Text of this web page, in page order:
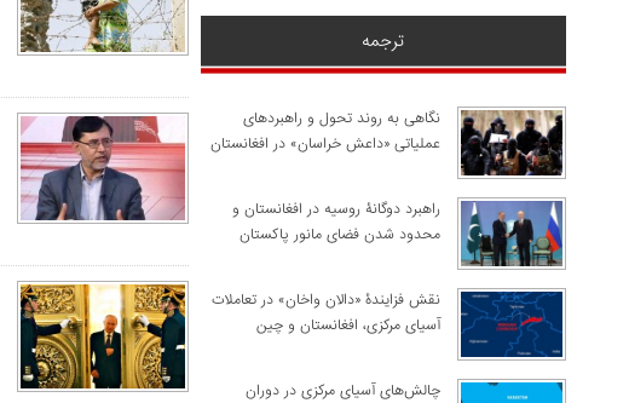
ترجمه
نگاهی به روند تحول و راهبردهای
عملیاتی «داعش خراسان» در افغانستان
راهبرد دوگانۀ روسیه در افغانستان و
محدود شدن فضای مانور پاکستان
نقش فزایندۀ «دالان واخان» در تعاملات
آسیای مرکزی، افغانستان و چین
چالش‌های آسیای مرکزی در دوران